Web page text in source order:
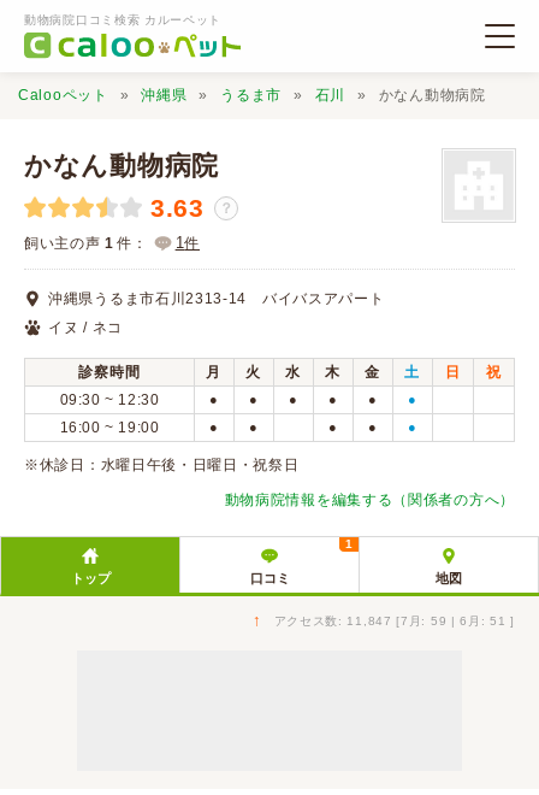
動物病院口コミ検索 カルーペット
動物病院検索
口コミ検索
Calooペットとは？
口コミ投稿
Calooペット 沖縄県 うるま市 石川 かなん動物病院
かなん動物病院
3.63 ？
飼い主の声 1 件： 1件
沖縄県うるま市石川2313-14 バイバスアパート
イヌ / ネコ
診察時間 月 火 水 木 金 土 日
祝
09:30 ~ 12:30
● ● ● ● ● ●
16:00 ~ 19:00 ● ● ● ● ●
※休診日：水曜日午後・日曜日・祝祭日
動物病院情報を編集する（関係者の方へ）
トップ 口コミ
1
地図
↑ アクセス数: 11,847 [7月: 59 | 6月: 51 ]